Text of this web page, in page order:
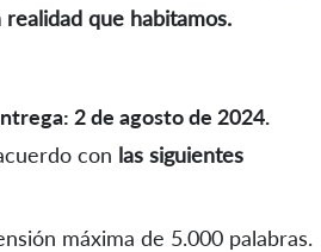
que habitamos.
2 de agosto de 2024.
con las siguientes
máxima de 5.000 palabras.